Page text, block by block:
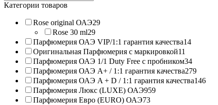
products:
Категории товаров
Rose original ОАЭ29
Rose 30 ml29
Парфюмерия ОАЭ VIP/1:1 гарантия качества14
Оригинальная Парфюмерия с маркировкой11
Парфюмерия ОАЭ 1/1 Duty Free с пробником34
Парфюмерия ОАЭ A+ / 1:1 гарантия качества279
Парфюмерия ОАЭ A + D / 1:1 гарантия качества146
Парфюмерия Люкс (LUXE) ОАЭ959
Парфюмерия Евро (EURO) ОАЭ73